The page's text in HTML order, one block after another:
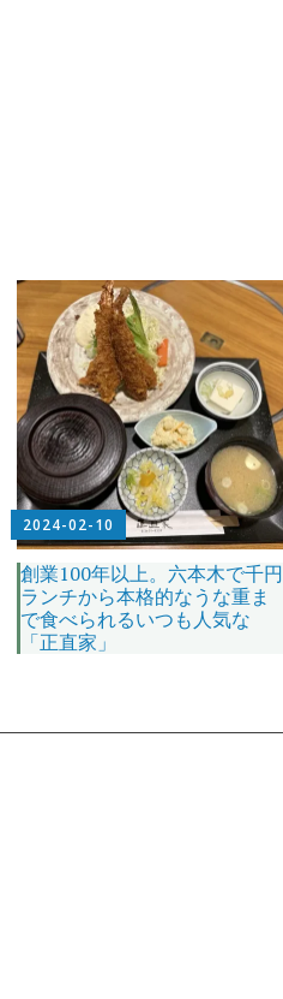
2024-02-10
創業100年以上。六本木で千円
ランチから本格的なうな重ま
で食べられるいつも人気な
「正直家」